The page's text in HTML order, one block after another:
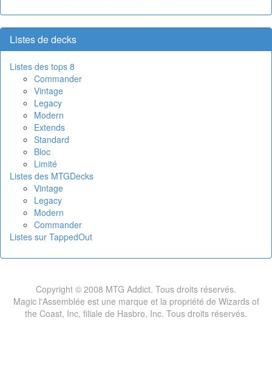
Listes de decks
Listes des tops 8
Commander
Vintage
Legacy
Modern
Extends
Standard
Bloc
Limité
Listes des MTGDecks
Vintage
Legacy
Modern
Commander
Listes sur TappedOut
Copyright © 2008 MTG Addict. Tous droits réservés.
Magic l'Assemblée est une marque et la propriété de Wizards of
the Coast, Inc, filiale de Hasbro, Inc. Tous droits réservés.